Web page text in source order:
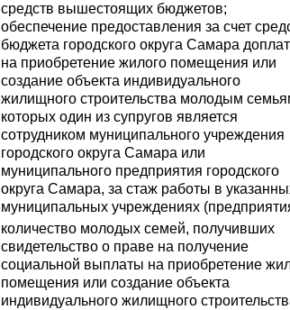
средств вышестоящих бюджетов;
обеспечение предоставления за счет
бюджета городского округа Самара
на приобретение жилого помещения или
создание объекта индивидуального
жилищного строительства молодым
которых один из супругов является
сотрудником муниципального учреждения
городского округа Самара или
муниципального предприятия городского
округа Самара, за стаж работы в
муниципальных учреждениях
количество молодых семей, получивших
свидетельство о праве на получение
социальной выплаты на приобретение
помещения или создание объекта
индивидуального жилищного